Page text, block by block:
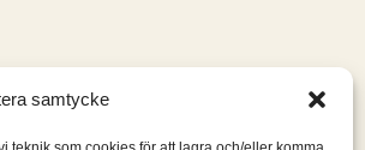
samtycke